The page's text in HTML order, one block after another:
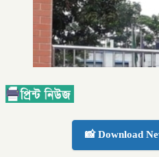
📸 Download